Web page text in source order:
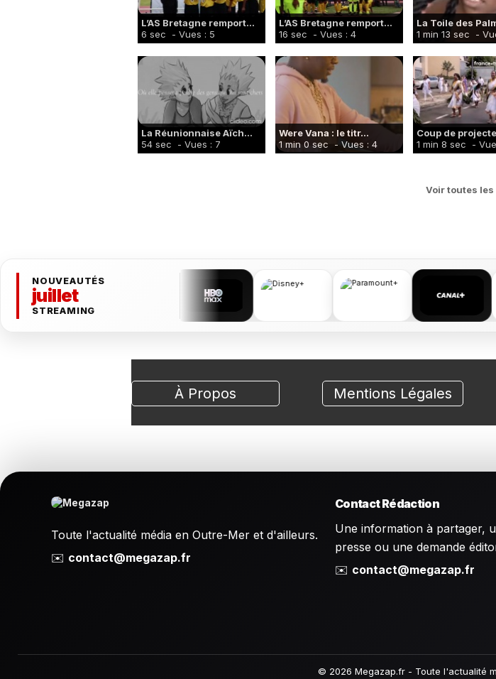
L’AS Bretagne remport...
6 sec
- Vues : 5
L’AS Bretagne remport...
16 sec
- Vues : 4
La Toile des
1 min 13 sec
-
La Réunionnaise Aïch...
54 sec
- Vues : 7
Were Vana : le titr...
1 min 0 sec
- Vues : 4
Coup de
1 min 8 sec
-
Voir toutes les
NOUVEAUTÉS
juillet
STREAMING
À Propos Mentions Légales
Toute l'actualité média en Outre-Mer et d'ailleurs.
✉️ contact@megazap.fr
Contact Rédaction
Une information à partager,
presse ou une demande
✉️ contact@megazap.fr
© 2026 Megazap.fr - Toute l'actualité